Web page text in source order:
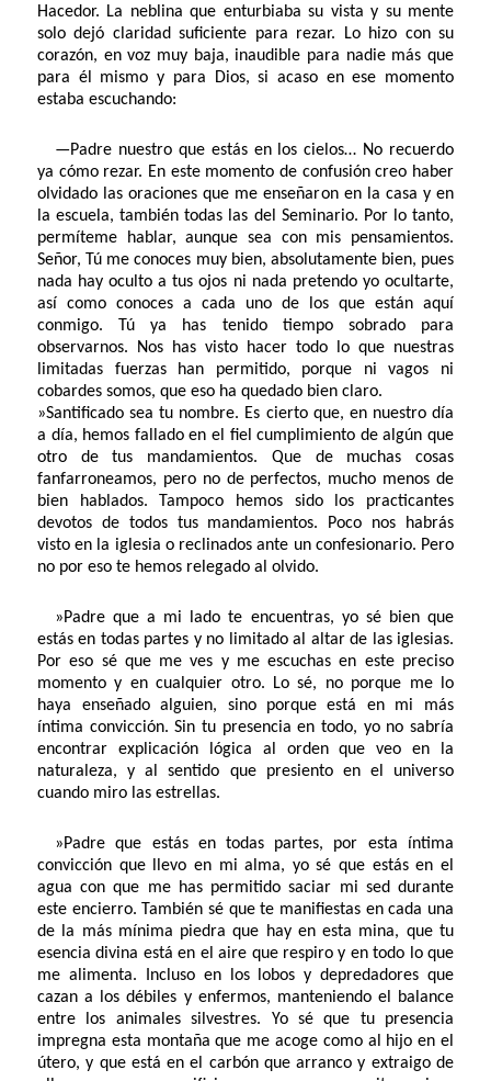
Hacedor. La neblina que enturbiaba su vista y su mente
solo dejó claridad suficiente para rezar. Lo hizo con su
corazón, en voz muy baja, inaudible para nadie más que
para él mismo y para Dios, si acaso en ese momento
estaba escuchando:
—Padre nuestro que estás en los cielos… No recuerdo
ya cómo rezar. En este momento de confusión creo haber
olvidado las oraciones que me enseñaron en la casa y en
la escuela, también todas las del Seminario. Por lo tanto,
permíteme hablar, aunque sea con mis pensamientos.
Señor, Tú me conoces muy bien, absolutamente bien, pues
nada hay oculto a tus ojos ni nada pretendo yo ocultarte,
así como conoces a cada uno de los que están aquí
conmigo. Tú ya has tenido tiempo sobrado para
observarnos. Nos has visto hacer todo lo que nuestras
limitadas fuerzas han permitido, porque ni vagos ni
cobardes somos, que eso ha quedado bien claro.
»Santificado sea tu nombre. Es cierto que, en nuestro día
a día, hemos fallado en el fiel cumplimiento de algún que
otro de tus mandamientos. Que de muchas cosas
fanfarroneamos, pero no de perfectos, mucho menos de
bien hablados. Tampoco hemos sido los practicantes
devotos de todos tus mandamientos. Poco nos habrás
visto en la iglesia o reclinados ante un confesionario. Pero
no por eso te hemos relegado al olvido.
»Padre que a mi lado te encuentras, yo sé bien que
estás en todas partes y no limitado al altar de las iglesias.
Por eso sé que me ves y me escuchas en este preciso
momento y en cualquier otro. Lo sé, no porque me lo
haya enseñado alguien, sino porque está en mi más
íntima convicción. Sin tu presencia en todo, yo no sabría
encontrar explicación lógica al orden que veo en la
naturaleza, y al sentido que presiento en el universo
cuando miro las estrellas.
»Padre que estás en todas partes, por esta íntima
convicción que llevo en mi alma, yo sé que estás en el
agua con que me has permitido saciar mi sed durante
este encierro. También sé que te manifiestas en cada una
de la más mínima piedra que hay en esta mina, que tu
esencia divina está en el aire que respiro y en todo lo que
me alimenta. Incluso en los lobos y depredadores que
cazan a los débiles y enfermos, manteniendo el balance
entre los animales silvestres. Yo sé que tu presencia
impregna esta montaña que me acoge como al hijo en el
útero, y que está en el carbón que arranco y extraigo de